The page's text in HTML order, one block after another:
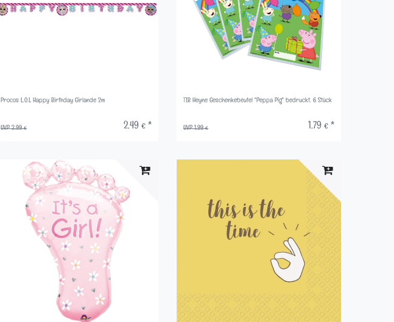
Procos L.O.L Happy Birthday Girlande 2m
UVP 2,99 € 2,49 € *
TIB Heyne Geschenkebeutel "Peppa Pig" bedruckt, 6 Stück
UVP 1,99 € 1,79 € *